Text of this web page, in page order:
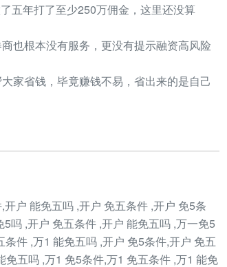
五年打了至少250万佣金，这里还没算
也根本没有服务，更没有提示融资高风险
家省钱，毕竟赚钱不易，省出来的是自己
户 能免五吗 ,开户 免五条件 ,开户 免5条
吗 ,开户 免五条件 ,开户 能免五吗 ,万一免5
件 ,万1 能免五吗 ,开户 免5条件,开户 免五
五吗 ,万1 免5条件,万1 免五条件 ,万1 能免